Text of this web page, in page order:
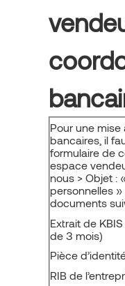
Pour une
bancaires, il
formulaire de
espace
nous > Objet :
personnelles
documents
Extrait de
de 3 mois)
Pièce
RIB de